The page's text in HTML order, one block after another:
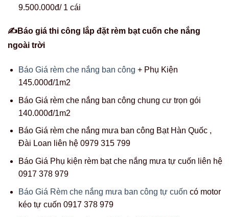
9.500.000đ/ 1 cái
✍Báo giá thi công lắp đặt rèm bạt cuốn che nắng
ngoài trời
Báo Giá rèm che nắng ban công + Phụ Kiện
145.000đ/1m2
Báo Giá rèm che nắng ban công chung cư trọn gói
140.000đ/1m2
Báo Giá rèm che nắng mưa ban công Bạt Hàn Quốc ,
Đài Loan liên hệ 0979 315 799
Báo Giá Phụ kiện rèm bạt che nắng mưa tự cuốn liên hệ
0917 378 979
Báo Giá Rèm che nắng mưa ban công tự cuốn có motor
kéo tự cuốn 0917 378 979